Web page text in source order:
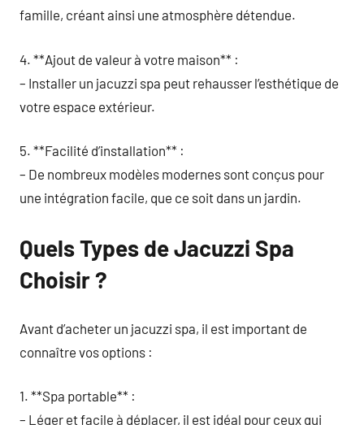
famille, créant ainsi une atmosphère détendue.
4. **Ajout de valeur à votre maison** :
– Installer un jacuzzi spa peut rehausser l’esthétique de
votre espace extérieur.
5. **Facilité d’installation** :
– De nombreux modèles modernes sont conçus pour
une intégration facile, que ce soit dans un jardin.
Quels Types de Jacuzzi Spa
Choisir ?
Avant d’acheter un jacuzzi spa, il est important de
connaître vos options :
1. **Spa portable** :
– Léger et facile à déplacer, il est idéal pour ceux qui